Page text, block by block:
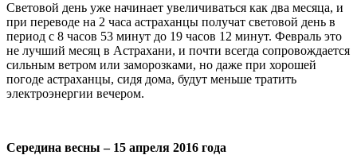
Световой день уже начинает увеличиваться как два месяца, и
при переводе на 2 часа астраханцы получат световой день в
период с 8 часов 53 минут до 19 часов 12 минут. Февраль это
не лучший месяц в Астрахани, и почти всегда сопровождается
сильным ветром или заморозками, но даже при хорошей
погоде астраханцы, сидя дома, будут меньше тратить
электроэнергии вечером.
Середина весны – 15 апреля 2016 года